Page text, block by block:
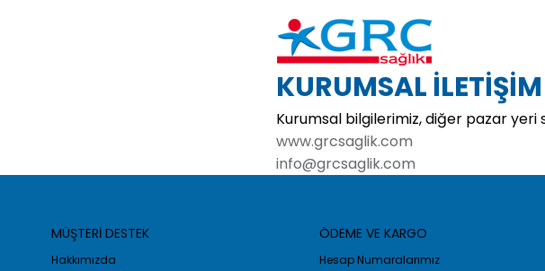
KURUMSAL İLETİŞİM
Kurumsal bilgilerimiz, diğer pazar yeri
www.grcsaglik.com
info@grcsaglik.com
MÜŞTERİ DESTEK
Hakkımızda
ÖDEME VE KARGO
Hesap Numaralarımız